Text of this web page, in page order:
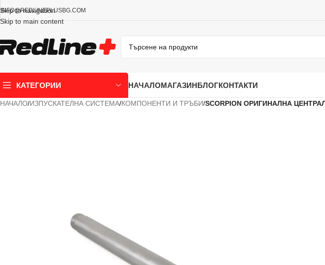
Skip to navigation
Skip to main content
INFO@REDLINEPLUSBG.COM
КАТЕГОРИИ НАЧАЛОМАГАЗИНБЛОГКОНТАКТИ
НАЧАЛО/ИЗПУСКАТЕЛНА СИСТЕМА/КОМПОНЕНТИ И ТРЪБИ/SCORPION ОРИГИНАЛНА